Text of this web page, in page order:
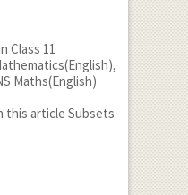
Class 11
Maths(English)
this article Subsets